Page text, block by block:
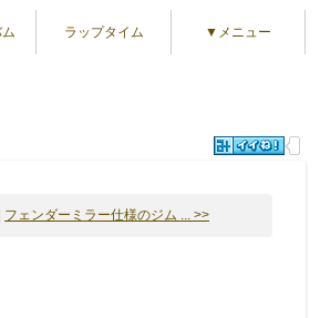
ラップタイム ▼メニュー
フェンダーミラー仕様のジム ... >>